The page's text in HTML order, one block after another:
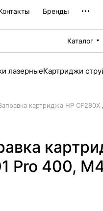
Бренды
Каталог
лазерныеКартриджи
картриджа HP
Pro 400,